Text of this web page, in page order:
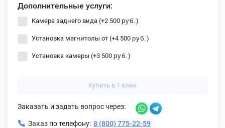
Дополнительные услуги:
Камера заднего вида (+2 500 руб. )
Установка магнитолы от (+4 500 руб. )
Установка камеры (+3 500 руб. )
Купить в 1 клик
Заказать и задать вопрос через:
Заказ по телефону: 8 (800) 775-22-59